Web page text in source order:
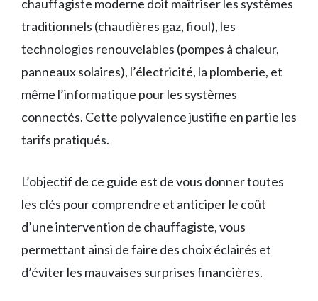
chauffagiste moderne doit maîtriser les systèmes
traditionnels (chaudières gaz, fioul), les
technologies renouvelables (pompes à chaleur,
panneaux solaires), l’électricité, la plomberie, et
même l’informatique pour les systèmes
connectés. Cette polyvalence justifie en partie les
tarifs pratiqués.
L’objectif de ce guide est de vous donner toutes
les clés pour comprendre et anticiper le coût
d’une intervention de chauffagiste, vous
permettant ainsi de faire des choix éclairés et
d’éviter les mauvaises surprises financières.